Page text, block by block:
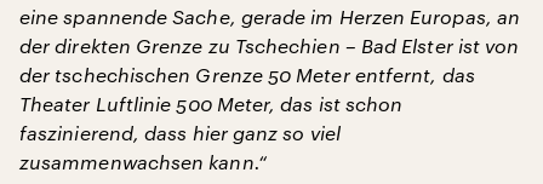
eine spannende Sache, gerade im Herzen Europas, an
der direkten Grenze zu Tschechien – Bad Elster ist von
der tschechischen Grenze 50 Meter entfernt, das
Theater Luftlinie 500 Meter, das ist schon
faszinierend, dass hier ganz so viel
zusammenwachsen kann.“